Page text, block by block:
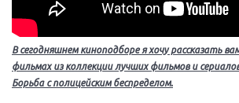
В сегодняшнем киноподборе я хочу рассказать
фильмах из коллекции лучших фильмов и
Борьба с полицейским беспределом.